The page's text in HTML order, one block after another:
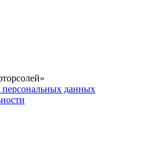
персональных данных